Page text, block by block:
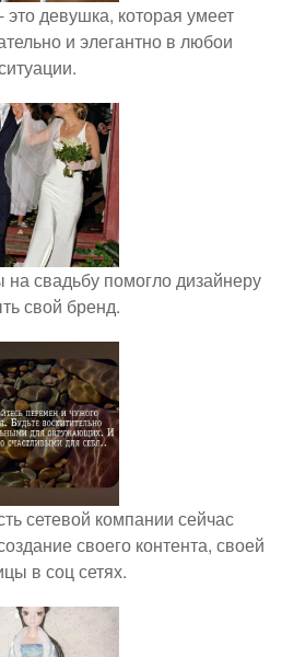
девушка, которая умеет
и элегантно в любои
на свадьбу помогло дизайнеру
свой бренд.
сетевой компании сейчас
своего контента, своей
в соц сетях.